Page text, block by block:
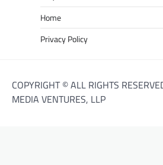
Home
Privacy Policy
COPYRIGHT © ALL RIGHTS
MEDIA VENTURES, LLP